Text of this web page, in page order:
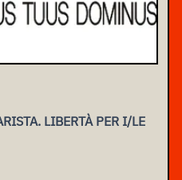
LIBERTÀ PER I/LE